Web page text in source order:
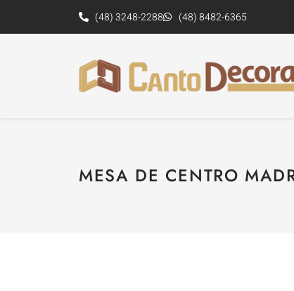
(48) 3248-2288 (48) 8482-6365
MESA DE CENTRO